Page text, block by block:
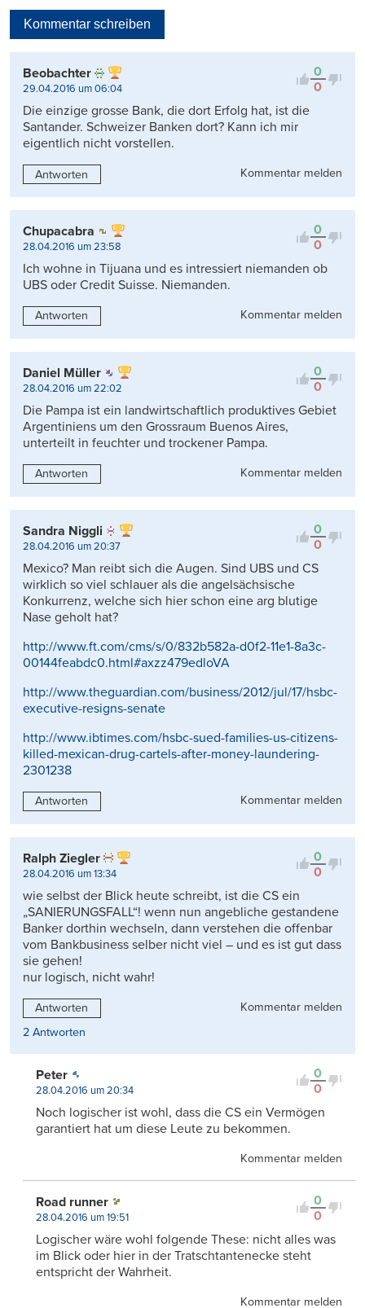
Kontrovers
Kommentar schreiben
0
0
Beobachter
29.04.2016 um 06:04
Die einzige grosse Bank, die dort Erfolg hat, ist die
Santander. Schweizer Banken dort? Kann ich mir
eigentlich nicht vorstellen.
Antworten Kommentar melden
0
0
Chupacabra
28.04.2016 um 23:58
Ich wohne in Tijuana und es intressiert niemanden ob
UBS oder Credit Suisse. Niemanden.
Antworten Kommentar melden
0
0
Daniel Müller
28.04.2016 um 22:02
Die Pampa ist ein landwirtschaftlich produktives Gebiet
Argentiniens um den Grossraum Buenos Aires,
unterteilt in feuchter und trockener Pampa.
Antworten Kommentar melden
0
0
Sandra Niggli
28.04.2016 um 20:37
Mexico? Man reibt sich die Augen. Sind UBS und CS
wirklich so viel schlauer als die angelsächsische
Konkurrenz, welche sich hier schon eine arg blutige
Nase geholt hat?
http://www.ft.com/cms/s/0/832b582a-d0f2-11e1-8a3c-
00144feabdc0.html#axzz479edloVA
http://www.theguardian.com/business/2012/jul/17/hsbc-
executive-resigns-senate
http://www.ibtimes.com/hsbc-sued-families-us-citizens-
killed-mexican-drug-cartels-after-money-laundering-
2301238
Antworten Kommentar melden
0
0
Ralph Ziegler
28.04.2016 um 13:34
wie selbst der Blick heute schreibt, ist die CS ein
„SANIERUNGSFALL“! wenn nun angebliche gestandene
Banker dorthin wechseln, dann verstehen die offenbar
vom Bankbusiness selber nicht viel – und es ist gut dass
sie gehen!
nur logisch, nicht wahr!
Antworten
Kommentar melden
2 Antworten
0
0
Peter
28.04.2016 um 20:34
Noch logischer ist wohl, dass die CS ein Vermögen
garantiert hat um diese Leute zu bekommen.
Kommentar melden
0
0
Road runner
28.04.2016 um 19:51
Logischer wäre wohl folgende These: nicht alles was
im Blick oder hier in der Tratschtantenecke steht
entspricht der Wahrheit.
Kommentar melden